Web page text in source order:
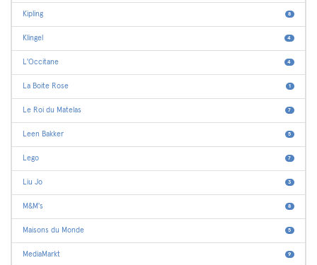
Kipling 8
Klingel 4
L'Occitane 4
La Boite Rose 1
Le Roi du Matelas 7
Leen Bakker 5
Lego 7
Liu Jo 3
M&M's 8
Maisons du Monde 5
MediaMarkt 9